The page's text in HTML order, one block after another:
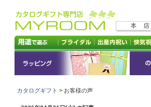
カタログギフト > お客様の声